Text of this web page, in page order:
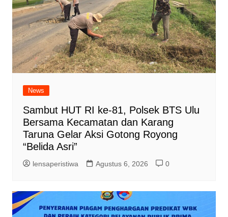
News
Sambut HUT RI ke-81, Polsek BTS Ulu
Bersama Kecamatan dan Karang
Taruna Gelar Aksi Gotong Royong
“Belida Asri”
lensaperistiwa Agustus 6, 2026 0